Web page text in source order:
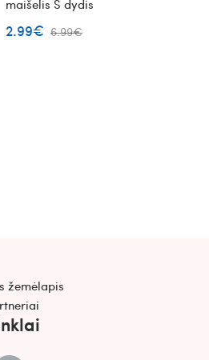
maišelis S dydis
2.99€ 6.99€
žemėlapis